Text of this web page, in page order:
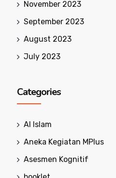
November 2023
September 2023
August 2023
July 2023
Categories
Al Islam
Aneka Kegiatan MPlus
Asesmen Kognitif